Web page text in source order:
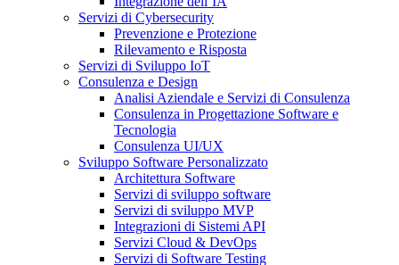
Servizi di Cybersecurity
Prevenzione e Protezione
Rilevamento e Risposta
Servizi di Sviluppo IoT
Consulenza e Design
Analisi Aziendale e Servizi di Consulenza
Consulenza in Progettazione Software e
Tecnologia
Consulenza UI/UX
Sviluppo Software Personalizzato
Architettura Software
Servizi di sviluppo software
Servizi di sviluppo MVP
Integrazioni di Sistemi API
Servizi Cloud & DevOps
Servizi di Software Testing